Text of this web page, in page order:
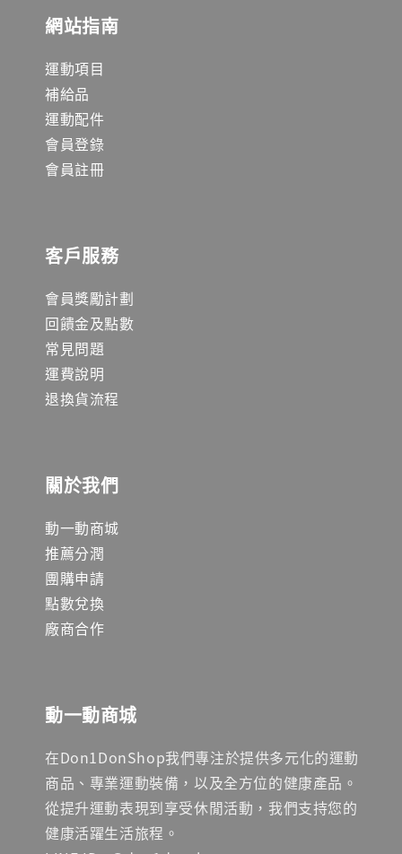
網站指南
運動項目
補給品
運動配件
會員登錄
會員註冊
客戶服務
會員獎勵計劃
回饋金及點數
常見問題
運費說明
退換貨流程
關於我們
動一動商城
推薦分潤
團購申請
點數兌換
廠商合作
動一動商城
在Don1DonShop我們專注於提供多元化的運動
商品、專業運動裝備，以及全方位的健康產品。
從提升運動表現到享受休閒活動，我們支持您的
健康活躍生活旅程。